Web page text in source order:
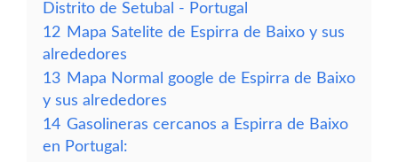
Distrito de Setubal - Portugal
12 Mapa Satelite de Espirra de Baixo y sus
alrededores
13 Mapa Normal google de Espirra de Baixo
y sus alrededores
14 Gasolineras cercanos a Espirra de Baixo
en Portugal: